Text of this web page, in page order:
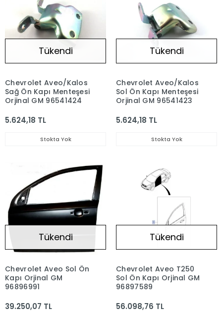
Tükendi
Chevrolet Aveo/Kalos
Sağ Ön Kapı Menteşesi
Orjinal GM 96541424
5.624,18 TL
Stokta Yok
Tükendi
Chevrolet Aveo/Kalos
Sol Ön Kapı Menteşesi
Orjinal GM 96541423
5.624,18 TL
Stokta Yok
Tükendi
Chevrolet Aveo Sol Ön
Kapı Orjinal GM
96896991
39.250,07 TL
Tükendi
Chevrolet Aveo T250
Sol Ön Kapı Orjinal GM
96897589
56.098,76 TL